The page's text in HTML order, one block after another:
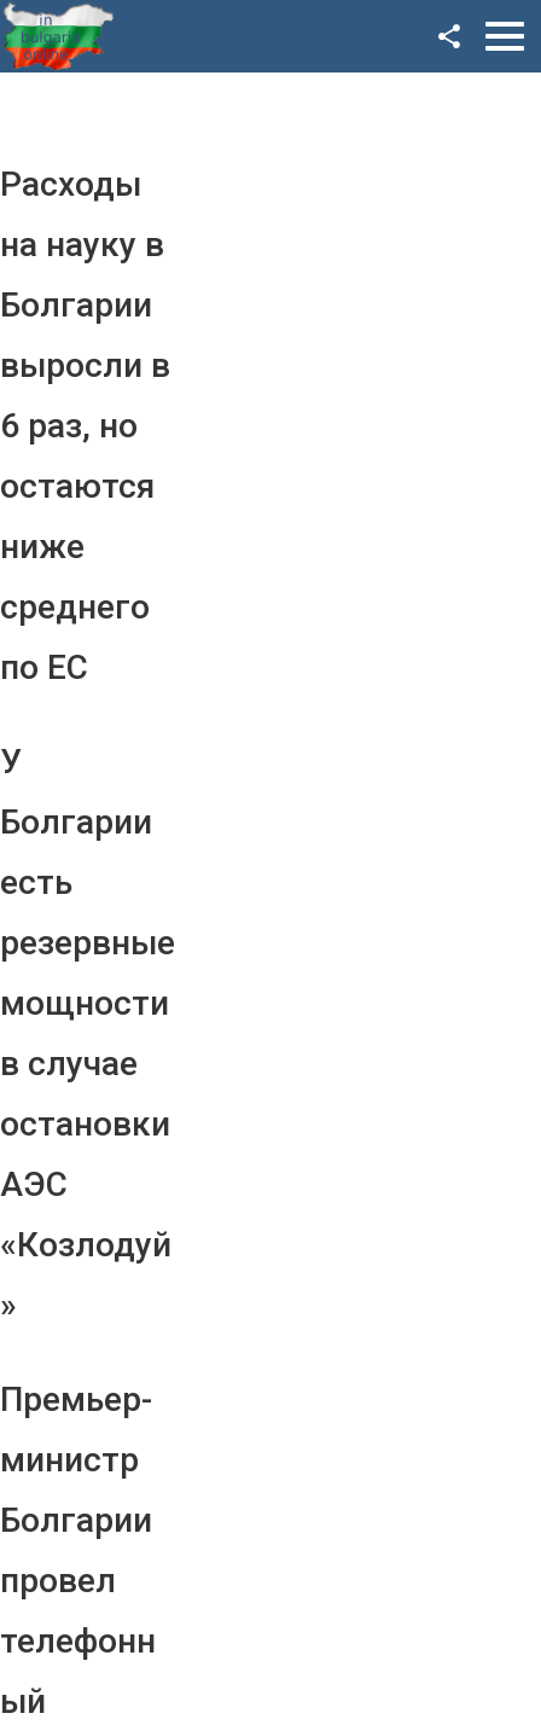
Расходы
на науку в
Болгарии
выросли в
6 раз, но
остаются
ниже
среднего
по ЕС
У
Болгарии
есть
резервные
мощности
в случае
остановки
АЭС
«Козлодуй
»
Премьер-
министр
Болгарии
провел
телефонн
ый